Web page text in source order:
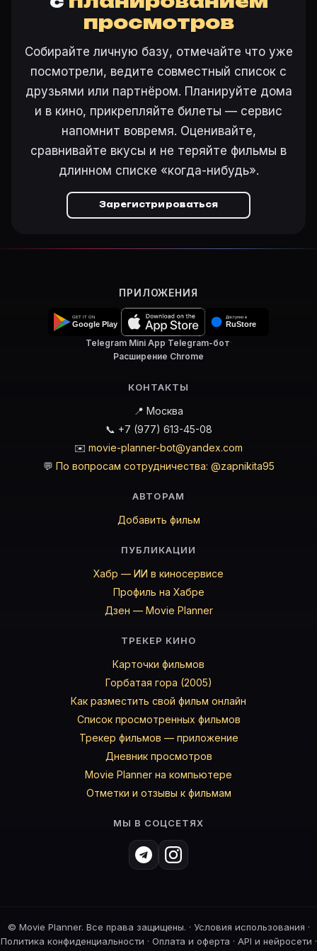
Ещё на Movie Planner
Интересные факты о фильмах ·Как вести watchlist
Другие карточки: Фильм 77647·Фильм 24287 ·
Войти в кабинет— сохранить «Все хорошо, что
просмотров
Собирайте личную базу, отмечайте что уже
посмотрели, ведите совместный список с
друзьями или партнёром. Планируйте дома
и в кино, прикрепляйте билеты — сервис
напомнит вовремя. Оценивайте,
сравнивайте вкусы и не теряйте фильмы в
длинном списке «когда-нибудь».
Зарегистрироваться
ПРИЛОЖЕНИЯ
Telegram Mini App·Telegram-бот·
Расширение Chrome
КОНТАКТЫ
📍 Москва
📞 +7 (977) 613-45-08
✉️ movie-planner-bot@yandex.com
💬 По вопросам сотрудничества: @zapnikita95
АВТОРАМ
Добавить фильм
ПУБЛИКАЦИИ
Хабр — ИИ в киносервисе
Профиль на Хабре
Дзен — Movie Planner
ТРЕКЕР КИНО
Карточки фильмов
Горбатая гора (2005)
Как разместить свой фильм онлайн
Список просмотренных фильмов
Трекер фильмов — приложение
Дневник просмотров
Movie Planner на компьютере
Отметки и отзывы к фильмам
МЫ В СОЦСЕТЯХ
© Movie Planner. Все права защищены. · Условия использования ·
Политика конфиденциальности · Оплата и оферта · API и нейросети ·